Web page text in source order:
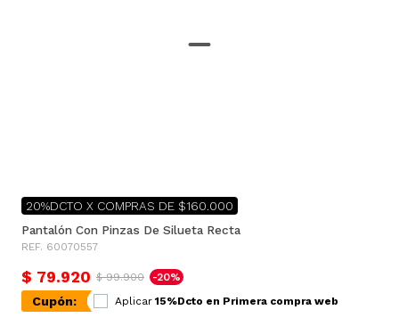
20%DCTO X COMPRAS DE $160.000
Pantalón Con Pinzas De Silueta Recta
REF. 60070557
$ 79.920 $ 99.900 -20%
Cupón: Aplicar 15%Dcto en Primera compra web